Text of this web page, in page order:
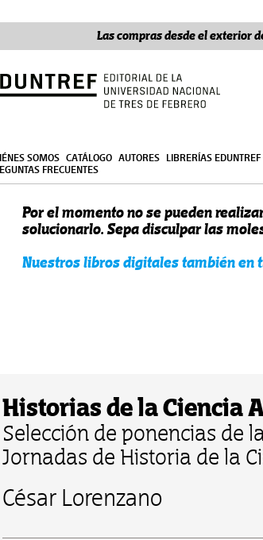
Las compras desde el exterior
SOMOS CATÁLOGO AUTORES LIBRERÍAS EDUNTREF
FRECUENTES
Por el momento no se pueden
solucionarlo. Sepa disculpar las
Nuestros libros digitales también en
Historias de la Ciencia
Selección de ponencias de
Jornadas de Historia de la
César Lorenzano